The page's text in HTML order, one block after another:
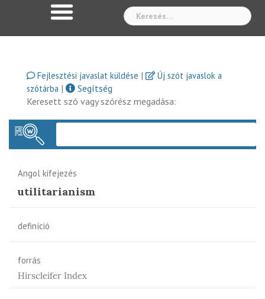
Fejlesztési javaslat küldése |
Új szót javaslok a
szótárba |
Segítség
Keresett szó vagy szórész megadása:
Angol kifejezés
utilitarianism
definíció
forrás
Hirscleifer Index